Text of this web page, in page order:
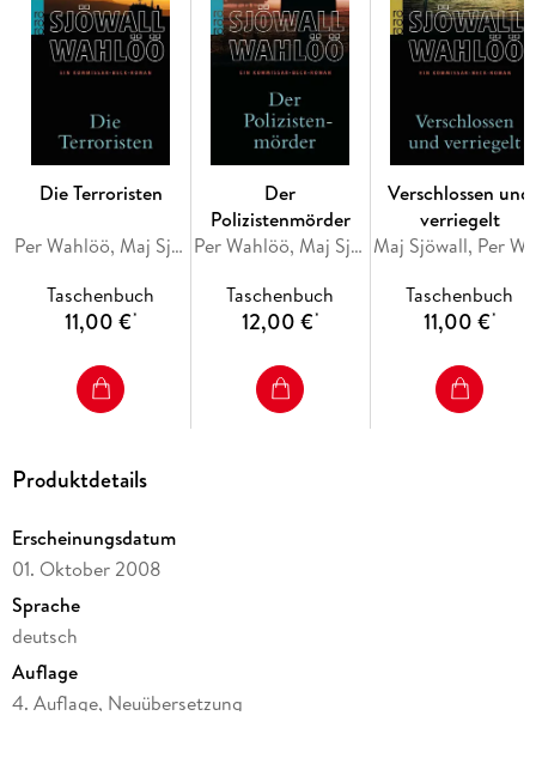
Die Terroristen
Per Wahlöö, Maj Sjöwall
Taschenbuch
11,00 €*
Der
Polizistenmörder
Per Wahlöö, Maj Sjöwall
Taschenbuch
12,00 €*
Verschlossen und
verriegelt
Taschenbuch
11,00 €*
Produktdetails
Erscheinungsdatum
01. Oktober 2008
Sprache
deutsch
Auflage
4. Auflage, Neuübersetzung